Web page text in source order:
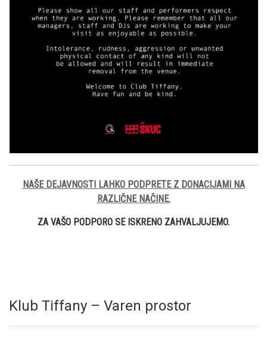
NAŠE DEJAVNOSTI LAHKO PODPRETE Z DONACIJAMI NA
RAZLIČNE NAČINE.
ZA VAŠO PODPORO SE ISKRENO ZAHVALJUJEMO.
Klub Tiffany – Varen prostor